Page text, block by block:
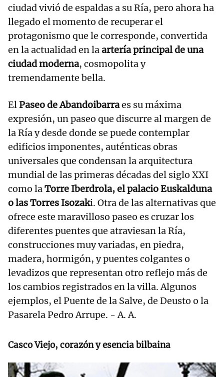
ciudad vivió de espaldas a su Ría, pero ahora ha
llegado el momento de recuperar el
protagonismo que le corresponde, convertida
en la actualidad en laartería principal de una
ciudad moderna, cosmopolita y
tremendamente bella.
ElPaseo de Abandoibarraes su máxima
expresión, un paseo que discurre al margen de
la Ría y desde donde se puede contemplar
edificios imponentes, auténticas obras
universales que condensan la arquitectura
mundial de las primeras décadas del siglo XXI
como laTorre Iberdrola, el palacio Euskalduna
o las Torres Isozaki. Otra de las alternativas que
ofrece este maravilloso paseo es cruzar los
diferentes puentes que atraviesan la Ría,
construcciones muy variadas, en piedra,
madera, hormigón, y puentes colgantes o
levadizos que representan otro reflejo más de
los cambios registrados en la villa. Algunos
ejemplos, el Puente de la Salve, de Deusto o la
Pasarela Pedro Arrupe. - A. A.
Casco Viejo, corazón y esencia bilbaina